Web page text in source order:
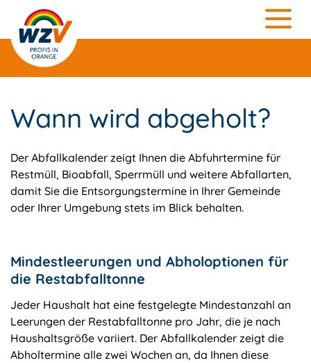
Wann wird abgeholt?
Der Abfallkalender zeigt Ihnen die Abfuhrtermine für
Restmüll, Bioabfall, Sperrmüll und weitere Abfallarten,
damit Sie die Entsorgungstermine in Ihrer Gemeinde
oder Ihrer Umgebung stets im Blick behalten.
Mindestleerungen und Abholoptionen für
die Restabfalltonne
Jeder Haushalt hat eine festgelegte Mindestanzahl an
Leerungen der Restabfalltonne pro Jahr, die je nach
Haushaltsgröße variiert. Der Abfallkalender zeigt die
Abholtermine alle zwei Wochen an, da Ihnen diese